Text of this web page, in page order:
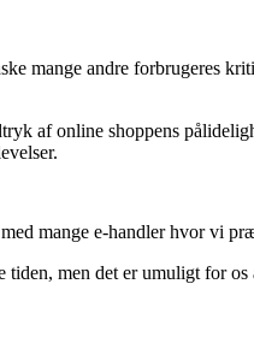
mange andre forbrugeres
af online shoppens
mange e-handler hvor vi
men det er umuligt for